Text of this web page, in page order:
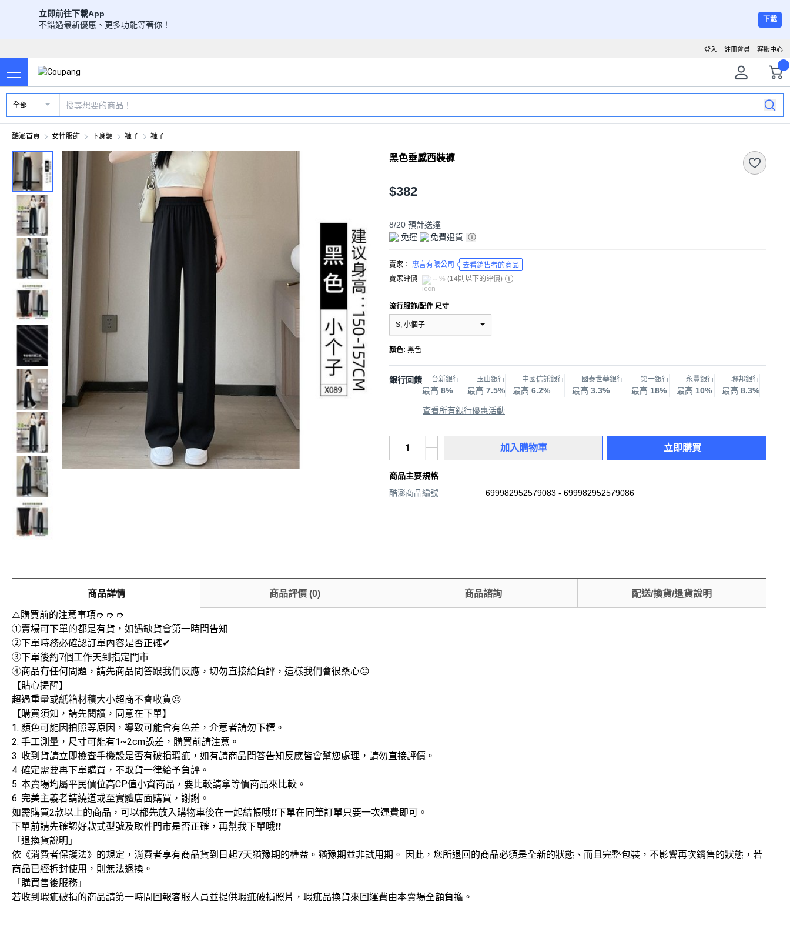
立即前往下載App
不錯過最新優惠、更多功能等著你！
下載
客服中心
註冊會員
登入
全部
酷澎首頁 女性服飾 下身類 褲子 褲子
黑色垂感西裝褲
$382
8/20 預計送達
免運
免費退貨
賣家： 惠言有限公司
去看銷售者的商品
賣家評價
-- % (14則以下的評價)
流行服飾/配件 尺寸
S, 小個子
顏色: 黑色
銀行回饋 台新銀行
最高 8%
玉山銀行
最高 7.5%
中國信託銀行
最高 6.2%
國泰世華銀行
最高 3.3%
第一銀行
最高 18%
永豐銀行
最高 10%
聯邦銀行
最高 8.3%
查看所有銀行優惠活動
加入購物車 立即購買
商品主要規格
酷澎商品編號
699982952579083 - 699982952579086
商品詳情 商品評價(0) 商品諮詢 配送/換貨/退貨說明
⚠️購買前的注意事項➮ ➮ ➮
➀賣場可下單的都是有貨，如遇缺貨會第一時間告知
➁下單時務必確認訂單內容是否正確✔
➂下單後約7個工作天到指定門市
➃商品有任何問題，請先商品問答跟我們反應，切勿直接給負評，這樣我們會很桑心☹
【貼心提醒】
超過重量或紙箱材積大小超商不會收貨☹️
【購買須知，請先閱讀，同意在下單】
1. 顏色可能因拍照等原因，導致可能會有色差，介意者請勿下標。
2. 手工測量，尺寸可能有1~2cm誤差，購買前請注意。
3. 收到貨請立即檢查手機殼是否有破損瑕疵，如有請商品問答告知反應皆會幫您處理，請勿直接評價。
4. 確定需要再下單購買，不取貨一律給予負評。
5. 本賣場均屬平民價位高CP值小資商品，要比較請拿等價商品來比較。
6. 完美主義者請繞道或至實體店面購買，謝謝。
如需購買2款以上的商品，可以都先放入購物車後在一起結帳哦❗❗下單在同筆訂單只要一次運費即可。
下單前請先確認好款式型號及取件門市是否正確，再幫我下單哦❗❗
「退換貨說明」
依《消費者保護法》的規定，消費者享有商品貨到日起7天猶豫期的權益。猶豫期並非試用期。 因此，您所退回的商品必須是全新的狀態、而且完整包裝，不影響再次銷售的狀態，若
商品已經拆封使用，則無法退換。
「購買售後服務」
若收到瑕疵破損的商品請第一時間回報客服人員並提供瑕疵破損照片，瑕疵品換貨來回運費由本賣場全額負擔。